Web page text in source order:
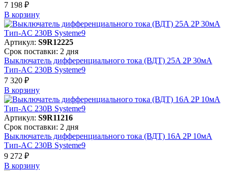
7 198 ₽
В корзинy
Артикул: S9R12225
Срок поставки: 2 дня
Выключатель дифференциального тока (ВДТ) 25A 2P 30мА
Тип-AC 230В Systeme9
7 320 ₽
В корзинy
Артикул: S9R11216
Срок поставки: 2 дня
Выключатель дифференциального тока (ВДТ) 16A 2P 10мА
Тип-AC 230В Systeme9
9 272 ₽
В корзинy